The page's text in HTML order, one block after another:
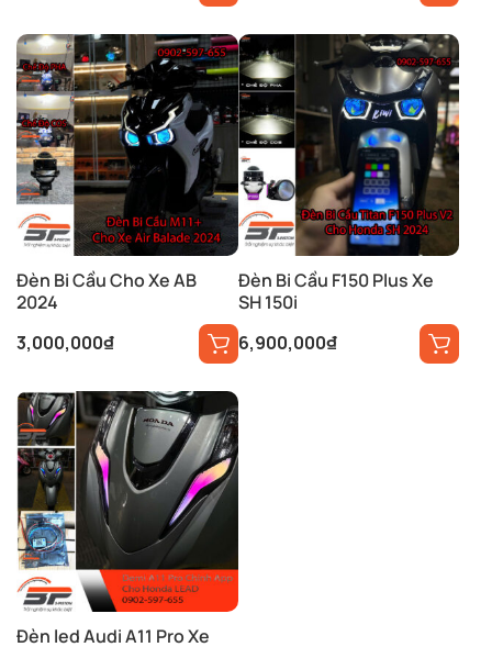
Đèn Bi Cầu Cho Xe AB
2024
3,000,000₫
Đèn Bi Cầu F150 Plus Xe
SH 150i
6,900,000₫
Đèn led Audi A11 Pro Xe